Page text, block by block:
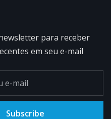
para receber
em seu e-mail
Subscribe